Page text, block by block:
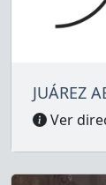
JUÁREZ
Ver